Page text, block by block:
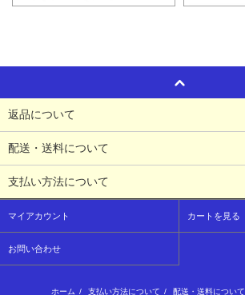
返品について
配送・送料について
支払い方法について
マイアカウント カートを見る
お問い合わせ
ホーム / 支払い方法について / 配送・送料について